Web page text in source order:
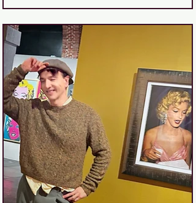
textil que lo transforma por completo.
Es Fardo, la obra de Andrea Canepa ,
y es imposible no detenerse ante ella.
La lona no in